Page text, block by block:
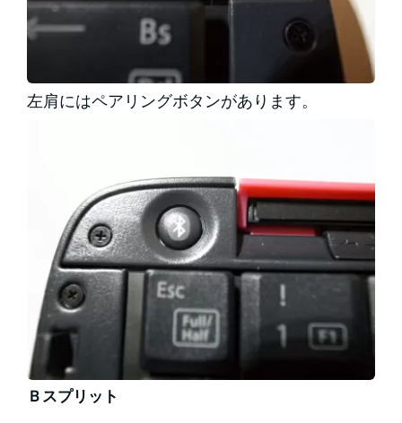
左肩にはペアリングボタンがあります。
Ｂスプリット